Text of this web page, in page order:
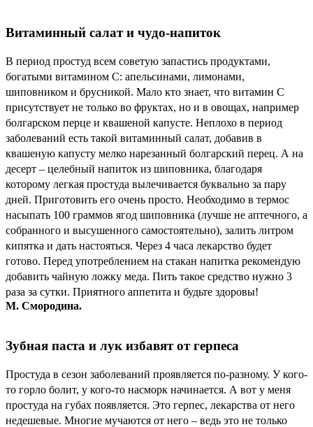
Витаминный салат и чудо-напиток
В период простуд всем советую запастись продуктами,
богатыми витамином С: апельсинами, лимонами,
шиповником и брусникой. Мало кто знает, что витамин С
присутствует не только во фруктах, но и в овощах, например
болгарском перце и квашеной капусте. Неплохо в период
заболеваний есть такой витаминный салат, добавив в
квашеную капусту мелко нарезанный болгарский перец. А на
десерт – целебный напиток из шиповника, благодаря
которому легкая простуда вылечивается буквально за пару
дней. Приготовить его очень просто. Необходимо в термос
насыпать 100 граммов ягод шиповника (лучше не аптечного, а
собранного и высушенного самостоятельно), залить литром
кипятка и дать настояться. Через 4 часа лекарство будет
готово. Перед употреблением на стакан напитка рекомендую
добавить чайную ложку меда. Пить такое средство нужно 3
раза за сутки. Приятного аппетита и будьте здоровы!
М. Смородина.
Зубная паста и лук избавят от герпеса
Простуда в сезон заболеваний проявляется по-разному. У кого-
то горло болит, у кого-то насморк начинается. А вот у меня
простуда на губах появляется. Это герпес, лекарства от него
недешевые. Многие мучаются от него – ведь это не только